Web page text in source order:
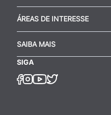
ÁREAS DE INTERESSE
SAIBA MAIS
SIGA